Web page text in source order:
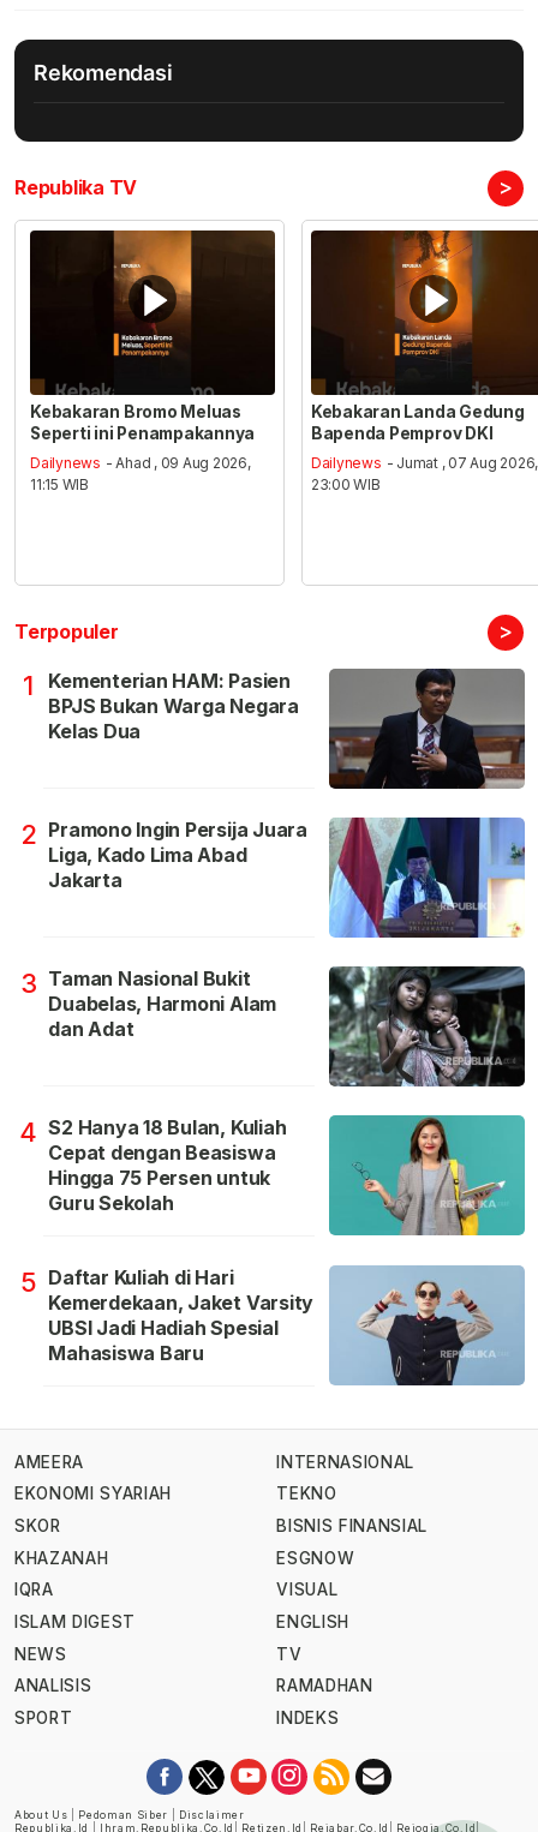
Rekomendasi
Republika TV >
Kebakaran Bromo Meluas
Seperti ini Penampakannya
Dailynews - Ahad , 09 Aug 2026,
11:15 WIB
Kebakaran Landa Gedung
Bapenda Pemprov DKI
Dailynews - Jumat , 07 Aug 2026,
23:00 WIB
Terpopuler >
1
Kementerian HAM: Pasien
BPJS Bukan Warga Negara
Kelas Dua
2 Pramono Ingin Persija Juara
Liga, Kado Lima Abad
Jakarta
3 Taman Nasional Bukit
Duabelas, Harmoni Alam
dan Adat
4 S2 Hanya 18 Bulan, Kuliah
Cepat dengan Beasiswa
Hingga 75 Persen untuk
Guru Sekolah
5 Daftar Kuliah di Hari
Kemerdekaan, Jaket Varsity
UBSI Jadi Hadiah Spesial
Mahasiswa Baru
AMEERA
EKONOMI SYARIAH
SKOR
KHAZANAH
IQRA
ISLAM DIGEST
NEWS
ANALISIS
SPORT
INTERNASIONAL
TEKNO
BISNIS FINANSIAL
ESGNOW
VISUAL
ENGLISH
TV
RAMADHAN
INDEKS
About Us Pedoman Siber
Disclaimer
Republika.id
Ihram.republika.co.id Retizen.id Rejabar.co.id Rejogja.co.id